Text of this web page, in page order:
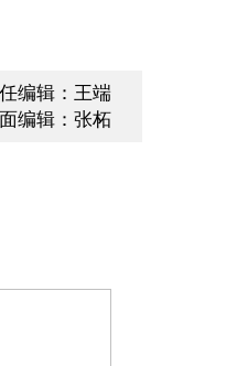
编辑：王端
编辑：张柘